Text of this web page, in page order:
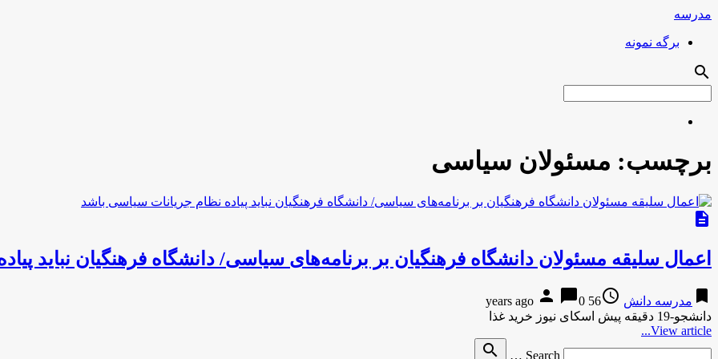
مدرسه
برگه نمونه
search
برچسب: مسئولان سیاسی
description
اعمال سلیقه مسئولان دانشگاه فرهنگیان بر برنامه‌های سیاسی/ دانشگاه فرهنگیان نباید
bookmark مدرسه دانش access_time
56 years ago
person chat_bubble0
دانشجو-19 دقیقه پیش اسکای نیوز خرید غذا
View article...
Search …
search